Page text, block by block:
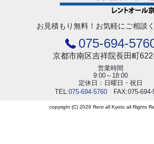
お見積もり無料！ お気軽にご相談
075-694-
京都市南区吉祥院長田町
営業時間
9:00～18:00
定休日：日曜日・祝日
TEL:075-694-5760 FAX:075-694-
copyright (C) 2026 Rent all Kyoto all Rights